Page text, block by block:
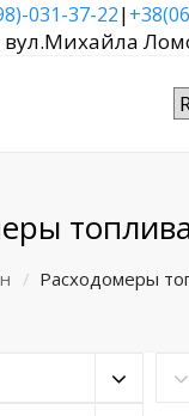
031-37-22|
вул.Михайла
Расходомеры